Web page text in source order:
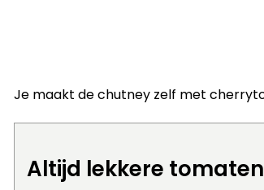
Je maakt de chutney zelf met
Altijd lekkere